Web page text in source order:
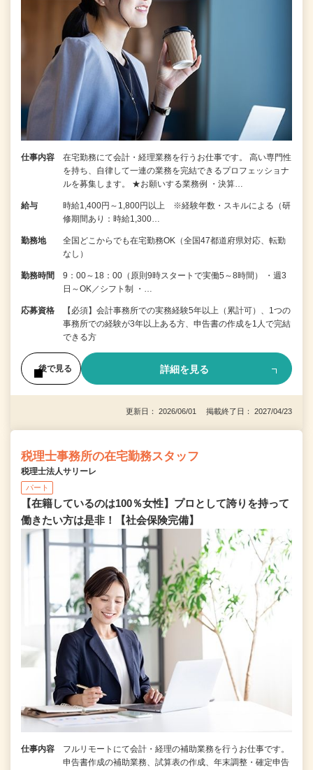
仕事内容
在宅勤務にて会計・経理業務を行うお仕事です。 高い専門性
を持ち、自律して一連の業務を完結できるプロフェッショナ
ルを募集します。 ★お願いする業務例 ・決算…
給与
時給1,400円～1,800円以上 ※経験年数・スキルによる（研
修期間あり：時給1,300…
勤務地
全国どこからでも在宅勤務OK（全国47都道府県対応、転勤
なし）
勤務時間
9：00～18：00（原則9時スタートで実働5～8時間） ・週3
日～OK／シフト制 ・…
応募資格
【必須】会計事務所での実務経験5年以上（累計可）、1つの
事務所での経験が3年以上ある方、申告書の作成を1人で完結
できる方
後で見る 詳細を見る
更新日： 2026/06/01 掲載終了日： 2027/04/23
税理士事務所の在宅勤務スタッフ
税理士法人サリーレ
パート
【在籍しているのは100％女性】プロとして誇りを持って
働きたい方は是非！【社会保険完備】
仕事内容
フルリモートにて会計・経理の補助業務を行うお仕事です。
申告書作成の補助業務、試算表の作成、年末調整・確定申告